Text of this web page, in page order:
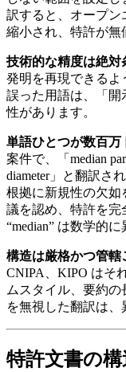
訳すると、オープン
縮小され、特許が無
技術的な精度は絶対
発明を再現できるよ
誤った用語は、「開
性があります。
単語ひとつが数百万
案件で、「median
diameter」と翻訳さ
根拠に新規性の欠如
議を認め、特許を完
“median” は数学的
構造は厳格かつ管轄
CNIPA、KIPO はそ
ムスタイル、要約
を無視した翻訳は、
特許文書の